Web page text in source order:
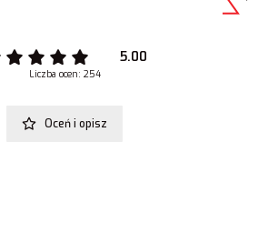
5.00
Liczba ocen: 254
Oceń i opisz